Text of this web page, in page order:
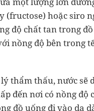
(fructose) hoặc siro
độ chất tan trong
nồng độ bên trong
thẩm thấu, nước sẽ
đến nơi có nồng độ
đồ uống đi vào dạ